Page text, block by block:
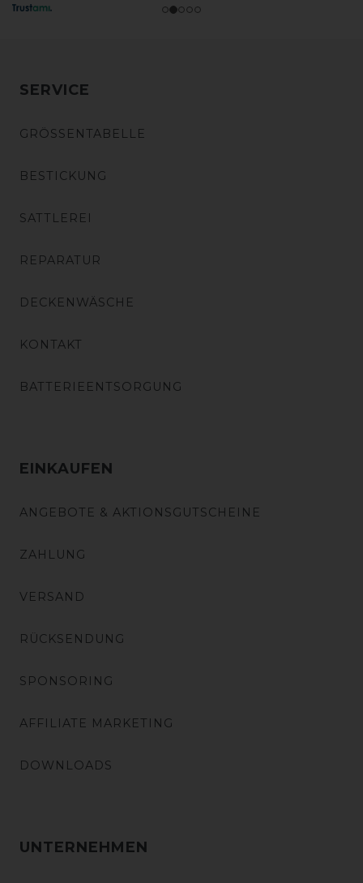
SERVICE
GRÖSSENTABELLE
BESTICKUNG
SATTLEREI
REPARATUR
DECKENWÄSCHE
KONTAKT
BATTERIEENTSORGUNG
EINKAUFEN
ANGEBOTE & AKTIONSGUTSCHEINE
ZAHLUNG
VERSAND
RÜCKSENDUNG
SPONSORING
AFFILIATE MARKETING
DOWNLOADS
UNTERNEHMEN